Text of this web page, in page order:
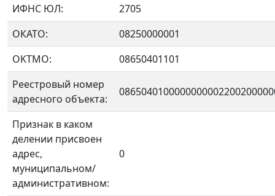
ИФНС ЮЛ:
2705
ОКАТО:
08250000001
OKTMO:
08650401101
Реестровый номер
адресного объекта:
Признак в каком
делении присвоен
адрес,
муниципальном/
административном:
0